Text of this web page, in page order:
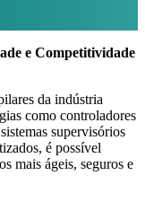
e Competitividade
da indústria
como controladores
supervisórios
é possível
mais ágeis, seguros e